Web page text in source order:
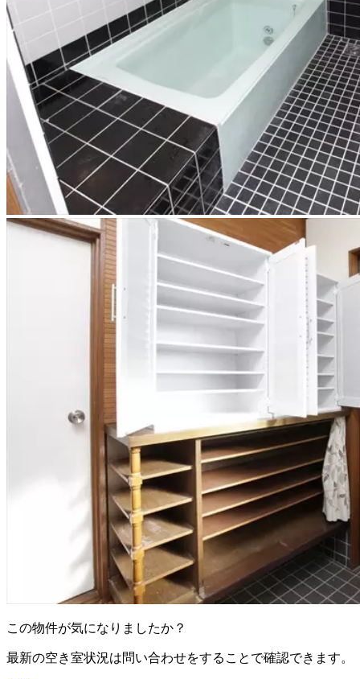
この物件が気になりましたか？
最新の空き室状況は問い合わせをすることで確認できます。